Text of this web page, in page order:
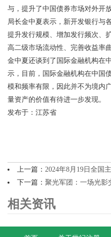
与，提升了中国债券市场对外开
局长金中夏表示，新开发银行与
提升发行规模、增加发行频次、
高二级市场流动性、完善收益率曲
金中夏还谈到了国际金融机构在
示，目前，国际金融机构在中国
模和频率有限，因此并不为境内
量资产的价值有待进一步发现。
发布于：江苏省
上一篇： 2024年8月19日全国
下一篇： 聚光军团：一场光影
相关资讯